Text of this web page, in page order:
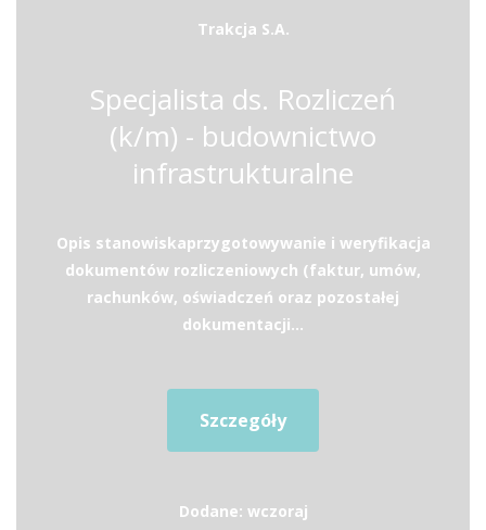
Trakcja S.A.
Specjalista ds. Rozliczeń
(k/m) - budownictwo
infrastrukturalne
Opis stanowiskaprzygotowywanie i weryfikacja
dokumentów rozliczeniowych (faktur, umów,
rachunków, oświadczeń oraz pozostałej
dokumentacji...
Szczegóły
Dodane: wczoraj